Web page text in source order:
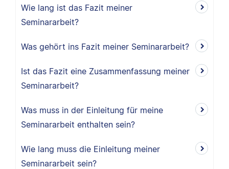
Wie lang ist das Fazit meiner
Seminararbeit?
Was gehört ins Fazit meiner Seminararbeit?
Ist das Fazit eine Zusammenfassung meiner
Seminararbeit?
Was muss in der Einleitung für meine
Seminararbeit enthalten sein?
Wie lang muss die Einleitung meiner
Seminararbeit sein?